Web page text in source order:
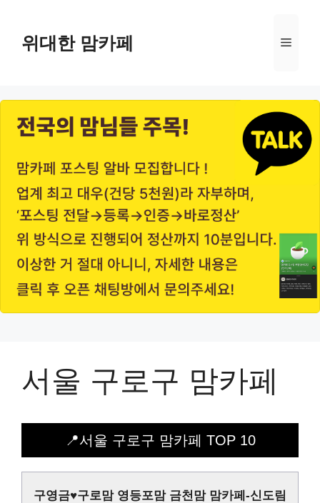
content위대한 맘카페 Menu
서울 구로구 맘카페
📍서울 구로구 맘카페 TOP 10
구영금♥구로맘 영등포맘 금천맘 맘카페-신도림